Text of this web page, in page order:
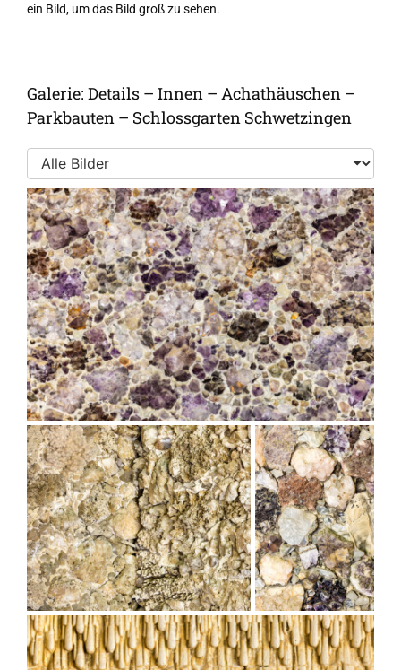
ein Bild, um das Bild groß zu sehen.
Galerie: Details – Innen – Achathäuschen –
Parkbauten – Schlossgarten Schwetzingen